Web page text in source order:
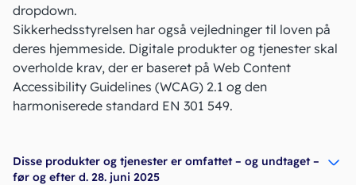
dropdown.
Sikkerhedsstyrelsen har også vejledninger til loven på
deres hjemmeside. Digitale produkter og tjenester skal
overholde krav, der er baseret på Web Content
Accessibility Guidelines (WCAG) 2.1 og den
harmoniserede standard EN 301 549.
Disse produkter og tjenester er omfattet – og undtaget –
før og efter d. 28. juni 2025